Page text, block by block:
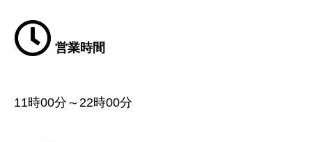
営業時間
11時00分～22時00分